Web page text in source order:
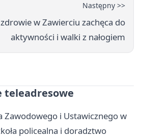
Następny >>
w Zawierciu zachęca do
aktywności i walki z nałogiem
teleadresowe
Zawodowego i Ustawicznego w
policealna i doradztwo